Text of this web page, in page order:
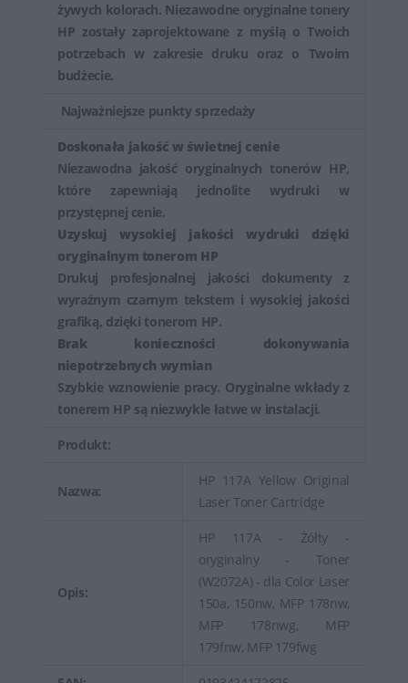
żywych kolorach. Niezawodne oryginalne tonery
HP zostały zaprojektowane z myślą o Twoich
potrzebach w zakresie druku oraz o Twoim
budżecie.
Najważniejsze punkty sprzedaży
Doskonała jakość w świetnej cenie
Niezawodna jakość oryginalnych tonerów HP,
które zapewniają jednolite wydruki w
przystępnej cenie.
Uzyskuj wysokiej jakości wydruki dzięki
oryginalnym tonerom HP
Drukuj profesjonalnej jakości dokumenty z
wyraźnym czarnym tekstem i wysokiej jakości
grafiką, dzięki tonerom HP.
Brak konieczności dokonywania
niepotrzebnych wymian
Szybkie wznowienie pracy. Oryginalne wkłady z
tonerem HP są niezwykle łatwe w instalacji.
Produkt:
Nazwa:
HP 117A Yellow Original
Laser Toner Cartridge
Opis:
HP 117A - Żółty -
oryginalny - Toner
(W2072A) - dla Color Laser
150a, 150nw, MFP 178nw,
MFP 178nwg, MFP
179fnw, MFP 179fwg